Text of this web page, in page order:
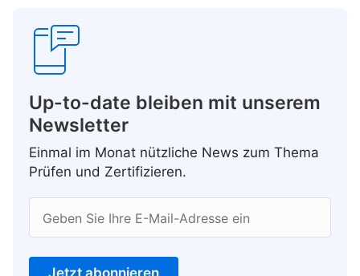
Up-to-date bleiben mit unserem
Newsletter
Einmal im Monat nützliche News zum Thema
Prüfen und Zertifizieren.
Geben Sie Ihre E-Mail-Adresse ein